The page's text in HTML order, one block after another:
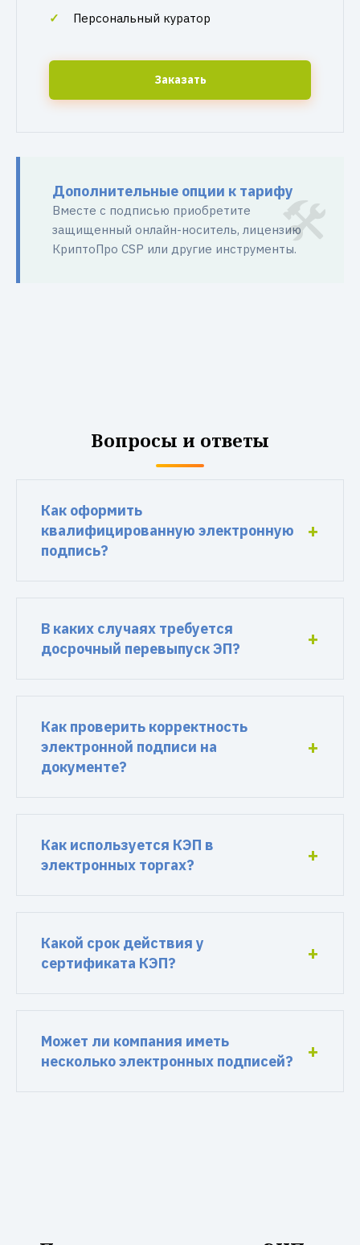
Персональный куратор
Заказать
Дополнительные опции к тарифу
Вместе с подписью приобретите
защищенный онлайн-носитель, лицензию
КриптоПро CSP или другие инструменты.
Вопросы и ответы
Как оформить
квалифицированную электронную
подпись?
В каких случаях требуется
досрочный перевыпуск ЭП?
Как проверить корректность
электронной подписи на
документе?
Как используется КЭП в
электронных торгах?
Какой срок действия у
сертификата КЭП?
Может ли компания иметь
несколько электронных подписей?